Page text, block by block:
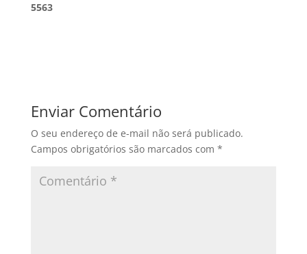
5563
Enviar Comentário
O seu endereço de e-mail não será publicado.
Campos obrigatórios são marcados com *